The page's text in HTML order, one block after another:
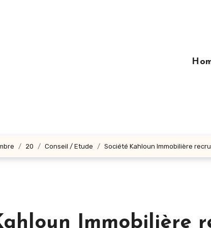
20 Conseil / Etude Société Kahloun Immobilière
Immobilière